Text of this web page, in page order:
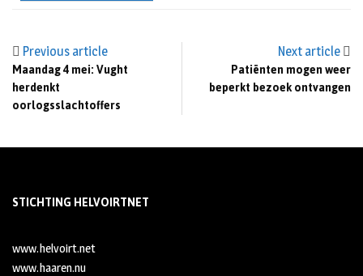
Previous article
Maandag 4 mei: Vught
herdenkt
oorlogsslachtoffers
Next article
Patiënten mogen weer
beperkt bezoek ontvangen
STICHTING HELVOIRTNET
www.helvoirt.net
www.haaren.nu